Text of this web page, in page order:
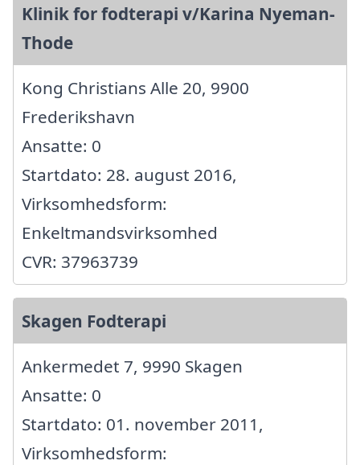
Klinik for fodterapi v/Karina Nyeman-
Thode
Kong Christians Alle 20, 9900
Frederikshavn
Ansatte: 0
Startdato: 28. august 2016,
Virksomhedsform:
Enkeltmandsvirksomhed
CVR: 37963739
Skagen Fodterapi
Ankermedet 7, 9990 Skagen
Ansatte: 0
Startdato: 01. november 2011,
Virksomhedsform: